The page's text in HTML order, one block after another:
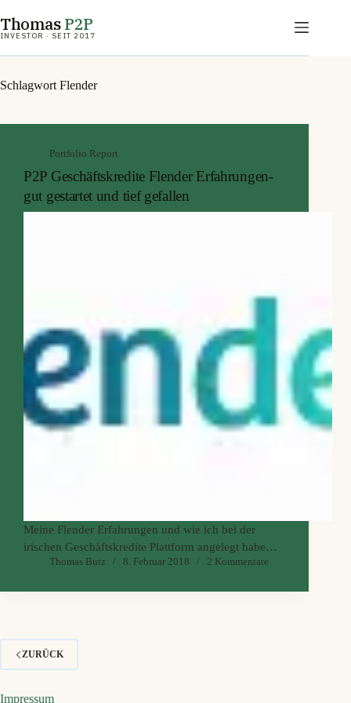
Inhalt
springen
ThomasP2P
INVESTOR · SEIT 2017
Schlagwort Flender
Portfolio Report
P2P Geschäftskredite Flender Erfahrungen-
gut gestartet und tief gefallen
Meine Flender Erfahrungen und wie ich bei der
irischen Geschäftskredite Plattform angelegt habe
und wieso ich das nicht mehr tue. Wer sich meine
Thomas Butz 8. Februar 2018 2 Kommentare
ZURÜCK
Impressum